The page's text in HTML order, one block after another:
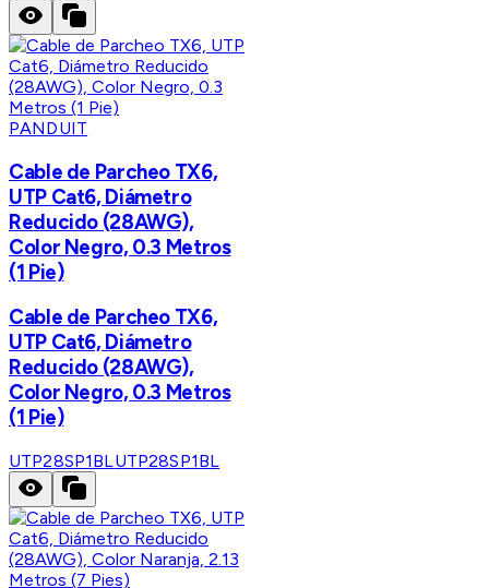
PANDUIT
Cable de Parcheo TX6,
UTP Cat6, Diámetro
Reducido (28AWG),
Color Negro, 0.3 Metros
(1 Pie)
Cable de Parcheo TX6,
UTP Cat6, Diámetro
Reducido (28AWG),
Color Negro, 0.3 Metros
(1 Pie)
UTP28SP1BLUTP28SP1BL